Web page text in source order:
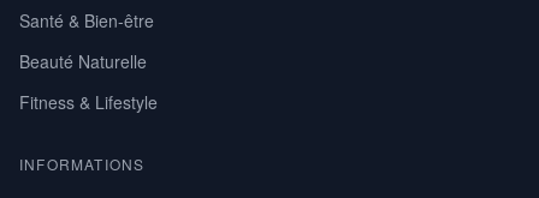
Santé & Bien-être
Beauté Naturelle
Fitness & Lifestyle
INFORMATIONS